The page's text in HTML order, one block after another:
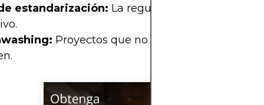
estandarización: La regulación aún está en
Proyectos que no son tan verdes como